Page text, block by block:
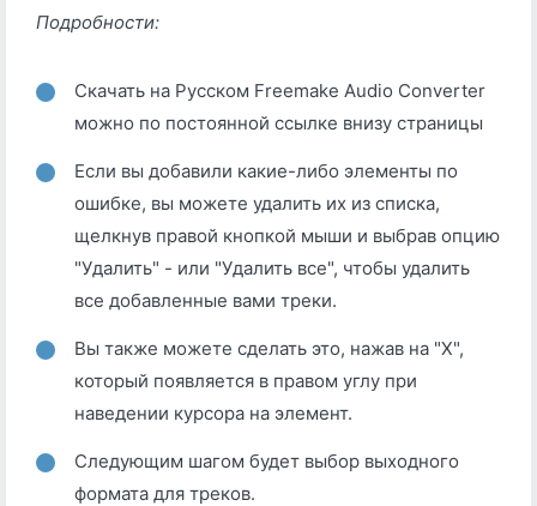
Подробности:
Скачать на Русском Freemake Audio Converter
можно по постоянной ссылке внизу страницы
Если вы добавили какие-либо элементы по
ошибке, вы можете удалить их из списка,
щелкнув правой кнопкой мыши и выбрав опцию
"Удалить" - или "Удалить все", чтобы удалить
все добавленные вами треки.
Вы также можете сделать это, нажав на "X",
который появляется в правом углу при
наведении курсора на элемент.
Следующим шагом будет выбор выходного
формата для треков.